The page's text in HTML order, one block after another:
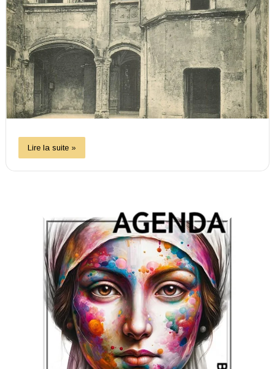
Lire la suite »